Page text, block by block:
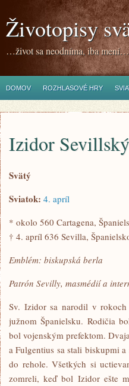
Životopisy
…život sa neodníma, iba mení…
DOMOV ROZHLASOVÉ HRY
Izidor
Svätý
Sviatok: 4. apríl
* okolo 560 Cartagena,
† 4. apríl 636 Sevilla,
Emblém: biskupská berla
Patrón Sevilly, masmédií a
Sv. Izidor sa narodil v
južnom Španielsku. Rodičia
bol vojenským prefektom.
a Fulgentius sa stali biskupmi
do rehole. Všetkých si
zomreli, keď bol Izidor ešte